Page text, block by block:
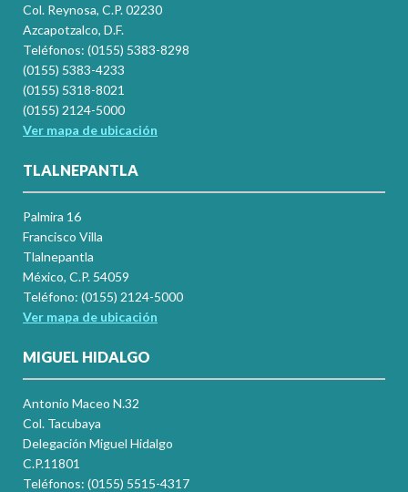
Col. Reynosa, C.P. 02230
Azcapotzalco, D.F.
Teléfonos: (0155) 5383-8298
(0155) 5383-4233
(0155) 5318-8021
(0155) 2124-5000
Ver mapa de ubicación
TLALNEPANTLA
Palmira 16
Francisco Villa
Tlalnepantla
México, C.P. 54059
Teléfono: (0155) 2124-5000
Ver mapa de ubicación
MIGUEL HIDALGO
Antonio Maceo N.32
Col. Tacubaya
Delegación Miguel Hidalgo
C.P.11801
Teléfonos: (0155) 5515-4317